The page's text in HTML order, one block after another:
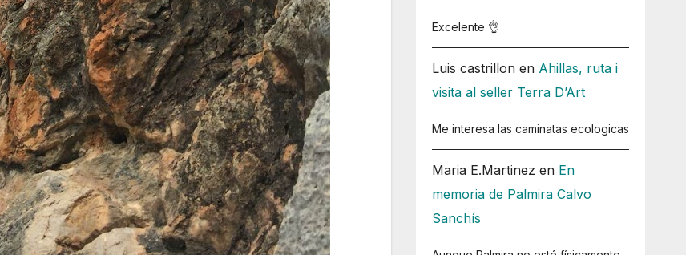
Excelente 👌
Luis castrillonen Ahillas, ruta i
visita al seller Terra D’Art
Me interesa las caminatas ecologicas
Maria E.Martinez en En
memoria de Palmira Calvo
Sanchís